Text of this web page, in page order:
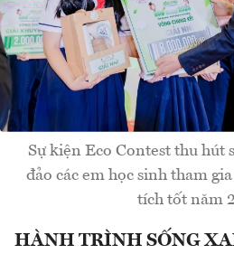
Sự kiện Eco Contest thu hút
đảo các em học sinh tham
tích tốt năm
HÀNH TRÌNH SỐNG